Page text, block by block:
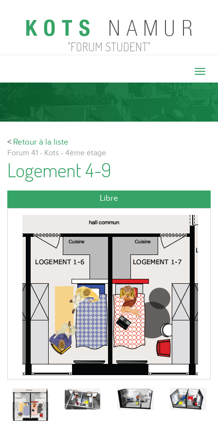
"FORUM STUDENT"
< Retour à la liste
Forum 41 - Kots - 4ème étage
Logement 4-9
Libre